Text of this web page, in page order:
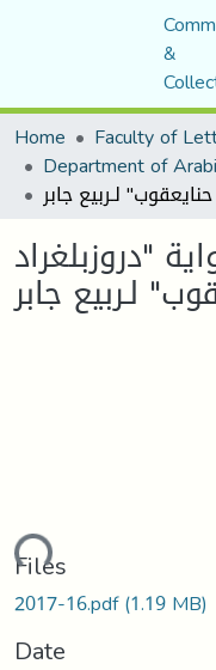
&
Home
"دروزبلغراد
لـربيع جابر
Files
2017-16.pdf(1.19 MB)
Date